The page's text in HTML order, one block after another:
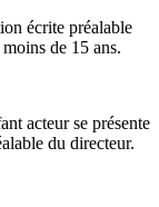
écrite préalable
de 15 ans.
acteur se présente
du directeur.